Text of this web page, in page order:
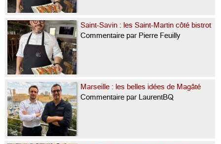
Saint-Savin : les Saint-Martin côté bistrot
Commentaire par Pierre Feuilly
Marseille : les belles idées de Magâté
Commentaire par LaurentBQ